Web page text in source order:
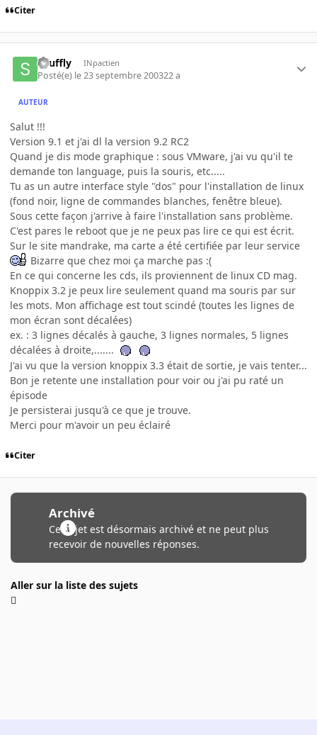
Citer
souffly INpactien
Posté(e) le 23 septembre 200322 a
AUTEUR
Salut !!!
Version 9.1 et j'ai dl la version 9.2 RC2
Quand je dis mode graphique : sous VMware, j'ai vu qu'il te
demande ton language, puis la souris, etc.....
Tu as un autre interface style "dos" pour l'installation de linux
(fond noir, ligne de commandes blanches, fenêtre bleue).
Sous cette façon j'arrive à faire l'installation sans problème.
C'est pares le reboot que je ne peux pas lire ce qui est écrit.
Sur le site mandrake, ma carte a été certifiée par leur service
Bizarre que chez moi ça marche pas :(
En ce qui concerne les cds, ils proviennent de linux CD mag.
Knoppix 3.2 je peux lire seulement quand ma souris par sur
les mots. Mon affichage est tout scindé (toutes les lignes de
mon écran sont décalées)
ex. : 3 lignes décalés à gauche, 3 lignes normales, 5 lignes
décalées à droite,.......
J'ai vu que la version knoppix 3.3 était de sortie, je vais tenter...
Bon je retente une installation pour voir ou j'ai pu raté un
épisode
Je persisterai jusqu'à ce que je trouve.
Merci pour m'avoir un peu éclairé
Citer
Archivé
Ce sujet est désormais archivé et ne peut plus
recevoir de nouvelles réponses.
Aller sur la liste des sujets